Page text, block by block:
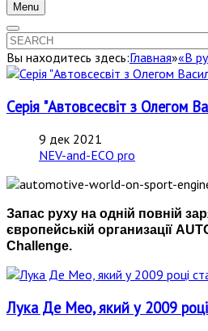
Menu
Вы находитесь здесь:Главная»«В
Серія "Автовсесвіт з Олегом
9 дек 2021
NEV-and-ECO pro
Запас руху на одній повній
європейській организації
Challenge.
Лука Де Мео, який у 2009